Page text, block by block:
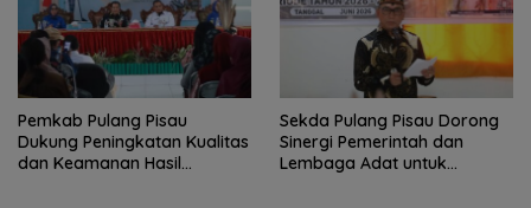
Pemkab Pulang Pisau
Dukung Peningkatan Kualitas
dan Keamanan Hasil
Sekda Pulang Pisau Dorong
Sinergi Pemerintah dan
Lembaga Adat untuk